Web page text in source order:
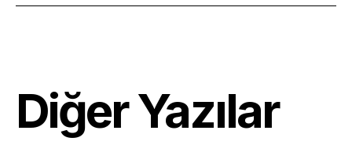
Diğer Yazılar